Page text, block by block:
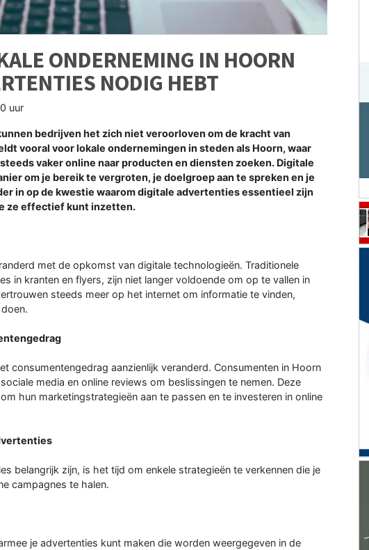
ONDERNEMING IN HOORN
NODIG HEBT
uur
bedrijven het zich niet veroorloven om de kracht van
vooral voor lokale ondernemingen in steden als Hoorn, waar
vaker online naar producten en diensten zoeken. Digitale
om je bereik te vergroten, je doelgroep aan te spreken en je
in op de kwestie waarom digitale advertenties essentieel zijn
ze effectief kunt inzetten.
met de opkomst van digitale technologieën. Traditionele
in kranten en flyers, zijn niet langer voldoende om op te vallen in
steeds meer op het internet om informatie te vinden,
consumentengedrag aanzienlijk veranderd. Consumenten in Hoorn
media en online reviews om beslissingen te nemen. Deze
hun marketingstrategieën aan te passen en te investeren in online
belangrijk zijn, is het tijd om enkele strategieën te verkennen die je
campagnes te halen.
je advertenties kunt maken die worden weergegeven in de